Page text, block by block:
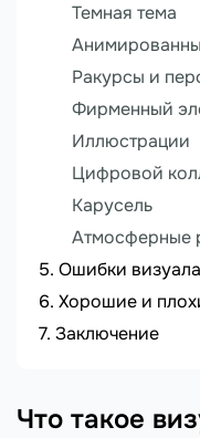
Темная тема
Ракурсы и
Фирменный
Иллюстрации
Цифровой
Карусель
Атмосферные
Ошибки визуала
Хорошие и
Заключение
Что такое